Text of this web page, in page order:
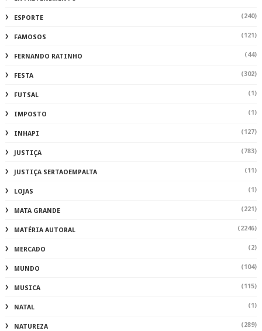
ESPORTE (240)
FAMOSOS (121)
FERNANDO RATINHO (44)
FESTA (302)
FUTSAL (1)
IMPOSTO (1)
INHAPI (127)
JUSTIÇA (783)
JUSTIÇA SERTAOEMPALTA (11)
LOJAS (1)
MATA GRANDE (221)
MATÉRIA AUTORAL (2246)
MERCADO (2)
MUNDO (104)
MUSICA (115)
NATAL (1)
NATUREZA (289)